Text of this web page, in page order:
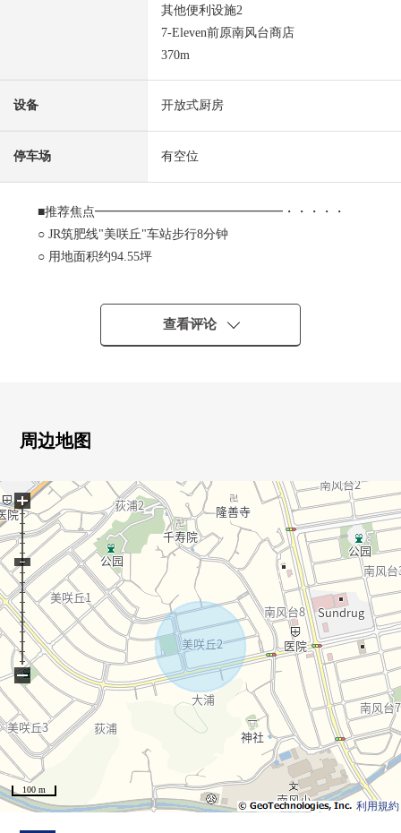
其他便利设施2
7-Eleven前原南风台商店
370m
设备 开放式厨房
停车场 有空位
■推荐焦点━━━━━━━━━━━━━━━・・・・・
○ JR筑肥线"美咲丘"车站步行8分钟
○ 用地面积约94.55坪
○ 木造3阶建
○ 6SLDK的二户式住宅
・1楼：2SDK(S储藏室)
○ 1楼日式房间有房间
・1楼：在储藏室(4张塌塌米)，正门大厅收纳
・3楼：储藏室(7.6张塌塌米)
○ 有停车位普通车2台分
查看评论
周边地图
利用規約
100 m
+
−